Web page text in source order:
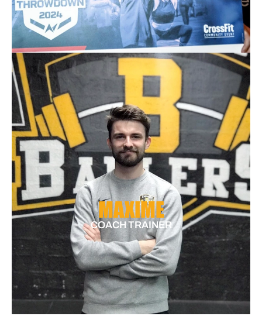
MAXIME
COACH TRAINER